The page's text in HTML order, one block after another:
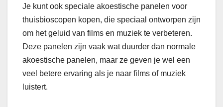
Je kunt ook speciale akoestische panelen voor
thuisbioscopen kopen, die speciaal ontworpen zijn
om het geluid van films en muziek te verbeteren.
Deze panelen zijn vaak wat duurder dan normale
akoestische panelen, maar ze geven je wel een
veel betere ervaring als je naar films of muziek
luistert.